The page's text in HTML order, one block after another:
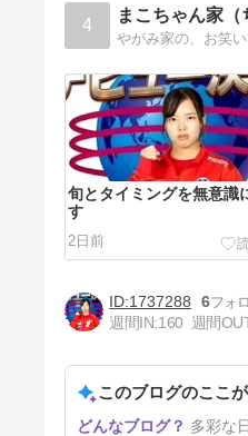
4 まこちゃん家（
旬とタイミングを無意識
す
2日前
１０年前の熊本地震の時
返ってみる PART １
1737288
6
週間IN:160 週間
このブログのここ
多彩な